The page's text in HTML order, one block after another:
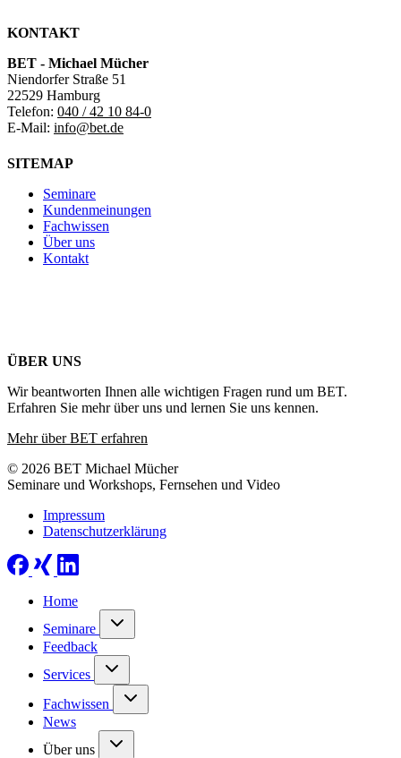
KONTAKT
BET - Michael Mücher
Niendorfer Straße 51
22529 Hamburg
Telefon: 040 / 42 10 84-0
E-Mail: info@bet.de
SITEMAP
Seminare
Kundenmeinungen
Fachwissen
Über uns
Kontakt
ÜBER UNS
Wir beantworten Ihnen alle wichtigen Fragen rund um BET.
Erfahren Sie mehr über uns und lernen Sie uns kennen.
Mehr über BET erfahren
© 2026 BET Michael Mücher
Seminare und Workshops, Fernsehen und Video
Impressum
Datenschutzerklärung
Home
Seminare
Feedback
Services
Fachwissen
News
Über uns